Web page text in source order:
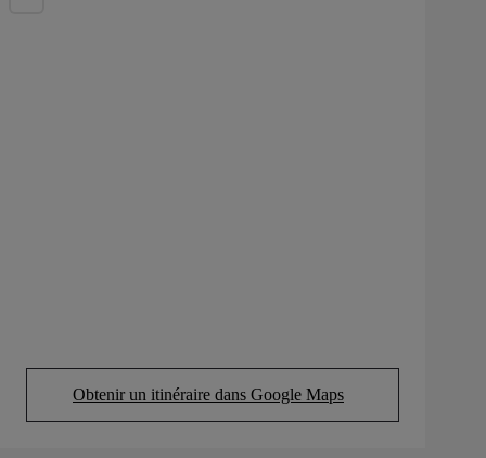
Obtenir un itinéraire dans Google Maps
(Opens in new tab)